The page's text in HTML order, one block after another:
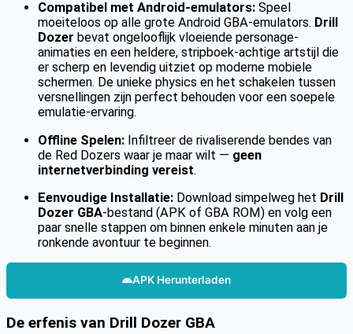
Compatibel met Android-emulators: Speel
moeiteloos op alle grote Android GBA-emulators. Drill
Dozer bevat ongelooflijk vloeiende personage-
animaties en een heldere, stripboek-achtige artstijl die
er scherp en levendig uitziet op moderne mobiele
schermen. De unieke physics en het schakelen tussen
versnellingen zijn perfect behouden voor een soepele
emulatie-ervaring.
Offline Spelen: Infiltreer de rivaliserende bendes van
de Red Dozers waar je maar wilt — geen
internetverbinding vereist.
Eenvoudige Installatie: Download simpelweg het Drill
Dozer GBA-bestand (APK of GBA ROM) en volg een
paar snelle stappen om binnen enkele minuten aan je
ronkende avontuur te beginnen.
APK Herunterladen
De erfenis van Drill Dozer GBA